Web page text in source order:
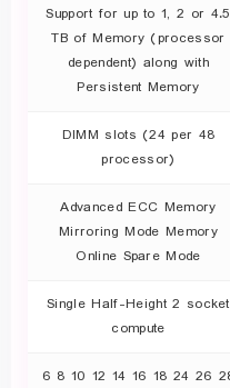
Support for up to 1, 2 or 4.5
TB of Memory (processor
dependent) along with
Persistent Memory
48 DIMM slots (24 per
processor)
Advanced ECC Memory
Mirroring Mode Memory
Online Spare Mode
Single Half-Height 2 socket
compute
28 26 24 18 16 14 12 10 8 6